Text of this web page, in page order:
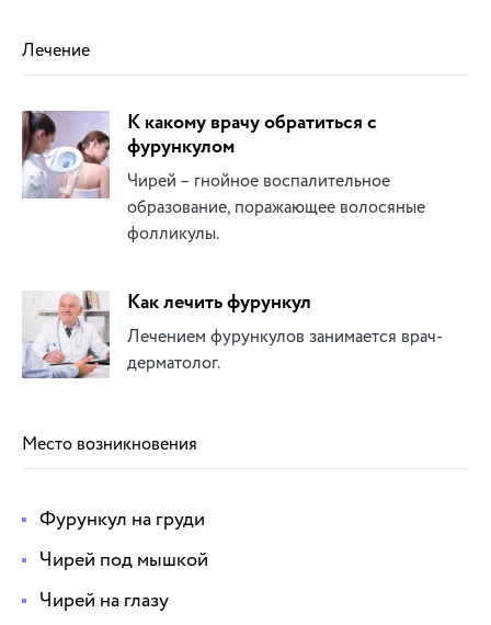
Лечение
К какому врачу обратиться с
фурункулом
Чирей – гнойное воспалительное
образование, поражающее волосяные
фолликулы.
Как лечить фурункул
Лечением фурункулов занимается врач-
дерматолог.
Место возникновения
Фурункул на груди
Чирей под мышкой
Чирей на глазу